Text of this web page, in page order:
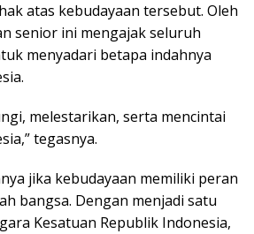
atas kebudayaan tersebut. Oleh
senior ini mengajak seluruh
menyadari betapa indahnya
melestarikan, serta mencintai
tegasnya.
jika kebudayaan memiliki peran
bangsa. Dengan menjadi satu
Kesatuan Republik Indonesia,